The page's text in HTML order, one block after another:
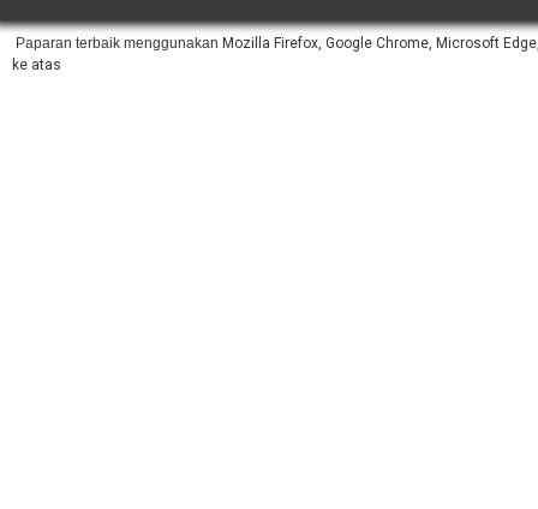
Paparan terbaik menggunakan Mozilla Firefox, Google Chrome, Microsoft
ke atas